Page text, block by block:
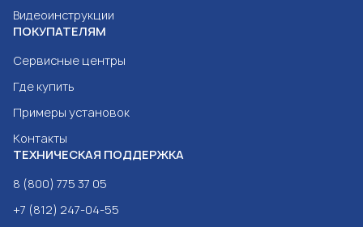
Видеоинструкции
ПОКУПАТЕЛЯМ
Сервисные центры
Где купить
Примеры установок
Контакты
ТЕХНИЧЕСКАЯ ПОДДЕРЖКА
8 (800) 775 37 05
+7 (812) 247-04-55